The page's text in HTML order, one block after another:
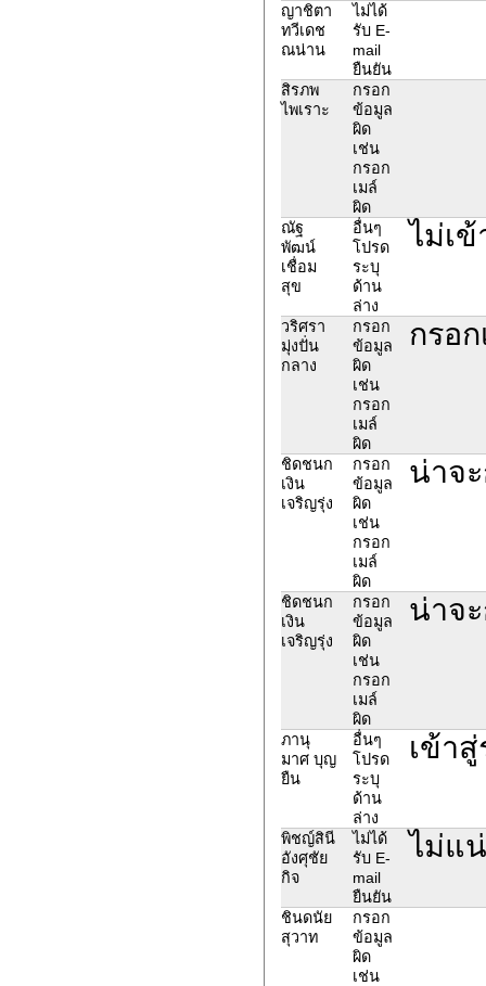
ญาชิตา
ทวีเดช
ณน่าน
ไม่ได้
รับ E-
mail
ยืนยัน
สิรภพ
ไพเราะ
กรอก
ข้อมูล
ผิด
เช่น
กรอก
เมล์
ผิด
ณัฐ
พัฒน์
เชื่อม
สุข
อื่นๆ
โปรด
ระบุ
ด้าน
ล่าง
ไม่เ
วริศรา
มุ่งปั่น
กลาง
กรอก
ข้อมูล
ผิด
เช่น
กรอก
เมล์
ผิด
กรอ
ชิดชนก
เงิน
เจริญรุ่ง
กรอก
ข้อมูล
ผิด
เช่น
กรอก
เมล์
ผิด
น่าจ
ชิดชนก
เงิน
เจริญรุ่ง
กรอก
ข้อมูล
ผิด
เช่น
กรอก
เมล์
ผิด
น่าจ
ภานุ
มาศ บุญ
ยืน
อื่นๆ
โปรด
ระบุ
ด้าน
ล่าง
เข้า
พิชญ์สินี
อังศุชัย
กิจ
ไม่ได้
รับ E-
mail
ยืนยัน
ไม่แ
ชินดนัย
สุวาท
กรอก
ข้อมูล
ผิด
เช่น